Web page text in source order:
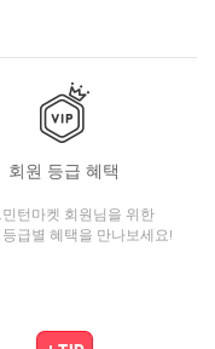
회원 등급 혜택
턴마켓 회원님을 위한
급별 혜택을 만나보세요!